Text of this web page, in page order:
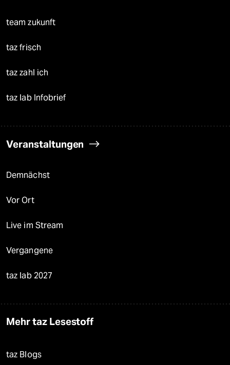
team zukunft
taz frisch
taz zahl ich
taz lab Infobrief
Veranstaltungen
Demnächst
Vor Ort
Live im Stream
Vergangene
taz lab 2027
Mehr taz Lesestoff
taz Blogs